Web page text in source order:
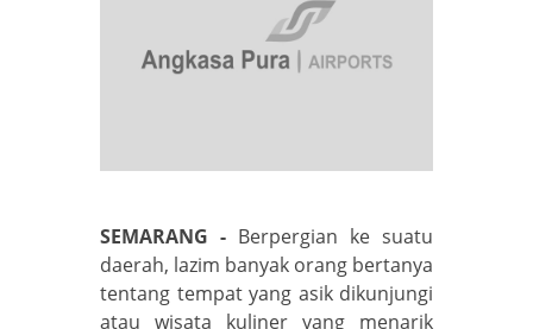
SEMARANG - Berpergian ke suatu
daerah, lazim banyak orang bertanya
tentang tempat yang asik dikunjungi
atau wisata kuliner yang menarik